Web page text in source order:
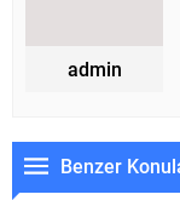
admin
Benzer